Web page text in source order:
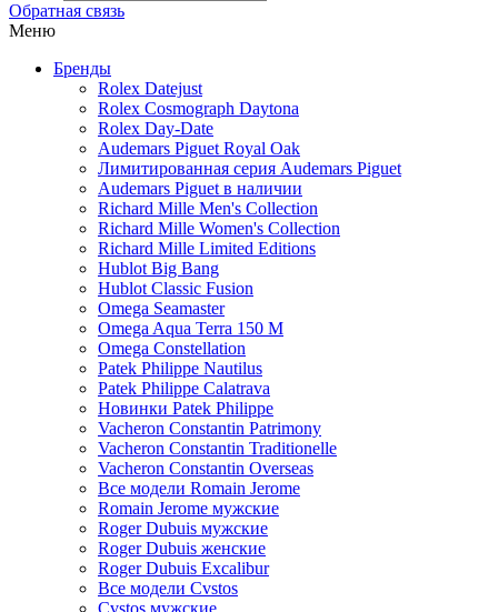
Обратная связь
Меню
Бренды
Rolex Datejust
Rolex Cosmograph Daytona
Rolex Day-Date
Audemars Piguet Royal Oak
Лимитированная серия Audemars Piguet
Audemars Piguet в наличии
Richard Mille Men's Collection
Richard Mille Women's Collection
Richard Mille Limited Editions
Hublot Big Bang
Hublot Classic Fusion
Omega Seamaster
Omega Aqua Terra 150 M
Omega Constellation
Patek Philippe Nautilus
Patek Philippe Calatrava
Новинки Patek Philippe
Vacheron Constantin Patrimony
Vacheron Constantin Traditionelle
Vacheron Constantin Overseas
Все модели Romain Jerome
Romain Jerome мужские
Roger Dubuis мужские
Roger Dubuis женские
Roger Dubuis Excalibur
Все модели Cvstos